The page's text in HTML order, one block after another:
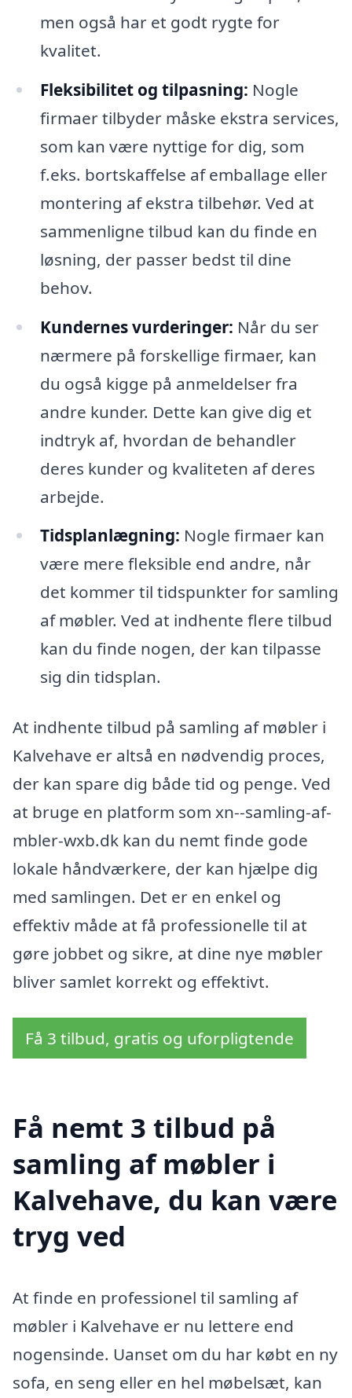
men også har et godt rygte for
kvalitet.
Fleksibilitet og tilpasning: Nogle
firmaer tilbyder måske ekstra services,
som kan være nyttige for dig, som
f.eks. bortskaffelse af emballage eller
montering af ekstra tilbehør. Ved at
sammenligne tilbud kan du finde en
løsning, der passer bedst til dine
behov.
Kundernes vurderinger: Når du ser
nærmere på forskellige firmaer, kan
du også kigge på anmeldelser fra
andre kunder. Dette kan give dig et
indtryk af, hvordan de behandler
deres kunder og kvaliteten af deres
arbejde.
Tidsplanlægning: Nogle firmaer kan
være mere fleksible end andre, når
det kommer til tidspunkter for samling
af møbler. Ved at indhente flere tilbud
kan du finde nogen, der kan tilpasse
sig din tidsplan.
At indhente tilbud på samling af møbler i
Kalvehave er altså en nødvendig proces,
der kan spare dig både tid og penge. Ved
at bruge en platform som xn--samling-af-
mbler-wxb.dk kan du nemt finde gode
lokale håndværkere, der kan hjælpe dig
med samlingen. Det er en enkel og
effektiv måde at få professionelle til at
gøre jobbet og sikre, at dine nye møbler
bliver samlet korrekt og effektivt.
Få 3 tilbud, gratis og uforpligtende
Få nemt 3 tilbud på
samling af møbler i
Kalvehave, du kan være
tryg ved
At finde en professionel til samling af
møbler i Kalvehave er nu lettere end
nogensinde. Uanset om du har købt en ny
sofa, en seng eller en hel møbelsæt, kan